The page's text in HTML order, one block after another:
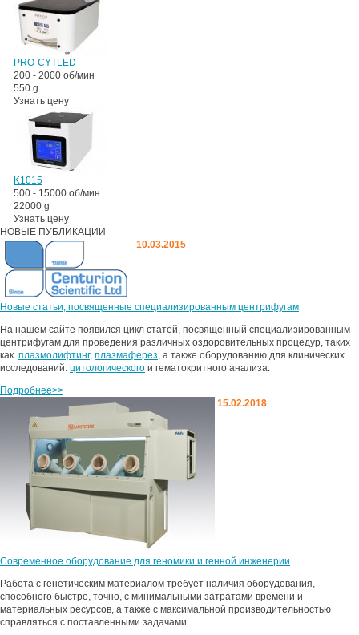
PRO-CYTLED
200 - 2000 об/мин
550 g
Узнать цену
K1015
500 - 15000 об/мин
22000 g
Узнать цену
НОВЫЕ ПУБЛИКАЦИИ
10.03.2015
Новые статьи, посвященные специализированным центрифугам
На нашем сайте появился цикл статей, посвященный специализированным
центрифугам для проведения различных оздоровительных процедур, таких
как плазмолифтинг, плазмаферез , а также оборудованию для клинических
исследований: цитологического и гематокритного анализа.
Подробнее>>
15.02.2018
Современное оборудование для геномики и генной инженерии
Работа с генетическим материалом требует наличия оборудования,
способного быстро, точно, с минимальными затратами времени и
материальных ресурсов, а также с максимальной производительностью
справляться с поставленными задачами.